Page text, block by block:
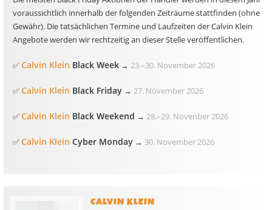
voraussichtlich innerhalb der folgenden Zeiträume stattfinden (ohne
Gewähr). Die tatsächlichen Termine und Laufzeiten der Calvin Klein
Angebote werden wir rechtzeitig an dieser Stelle veröffentlichen.
✅Calvin Klein Black Week → 23.–30. November 2026
✅Calvin Klein Black Friday → 27. November 2026
✅Calvin Klein Black Weekend → 28.–29. Novenber 2026
✅Calvin Klein Cyber Monday → 30. November 2026
CALVIN KLEIN